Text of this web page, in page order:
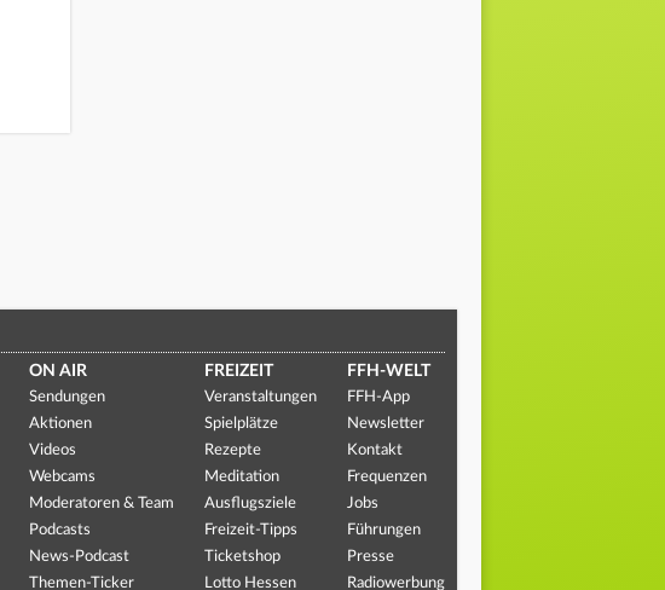
ON AIR
Sendungen
Aktionen
Videos
Webcams
Moderatoren & Team
Podcasts
News-Podcast
Themen-Ticker
FREIZEIT
Veranstaltungen
Spielplätze
Rezepte
Meditation
Ausflugsziele
Freizeit-Tipps
Ticketshop
Lotto Hessen
FFH-WELT
FFH-App
Newsletter
Kontakt
Frequenzen
Jobs
Führungen
Presse
Radiowerbung